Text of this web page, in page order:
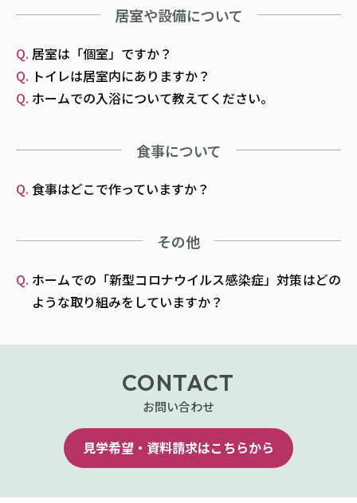
居室や設備について
居室は「個室」ですか？
トイレは居室内にありますか？
ホームでの入浴について教えてください。
食事について
食事はどこで作っていますか？
その他
ホームでの「新型コロナウイルス感染症」対策はどの
ような取り組みをしていますか？
CONTACT
お問い合わせ
見学希望・資料請求はこちらから